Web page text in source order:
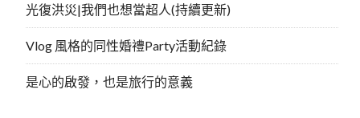
光復洪災|我們也想當超人(持續更新)
Vlog 風格的同性婚禮Party活動紀錄
是心的啟發，也是旅行的意義